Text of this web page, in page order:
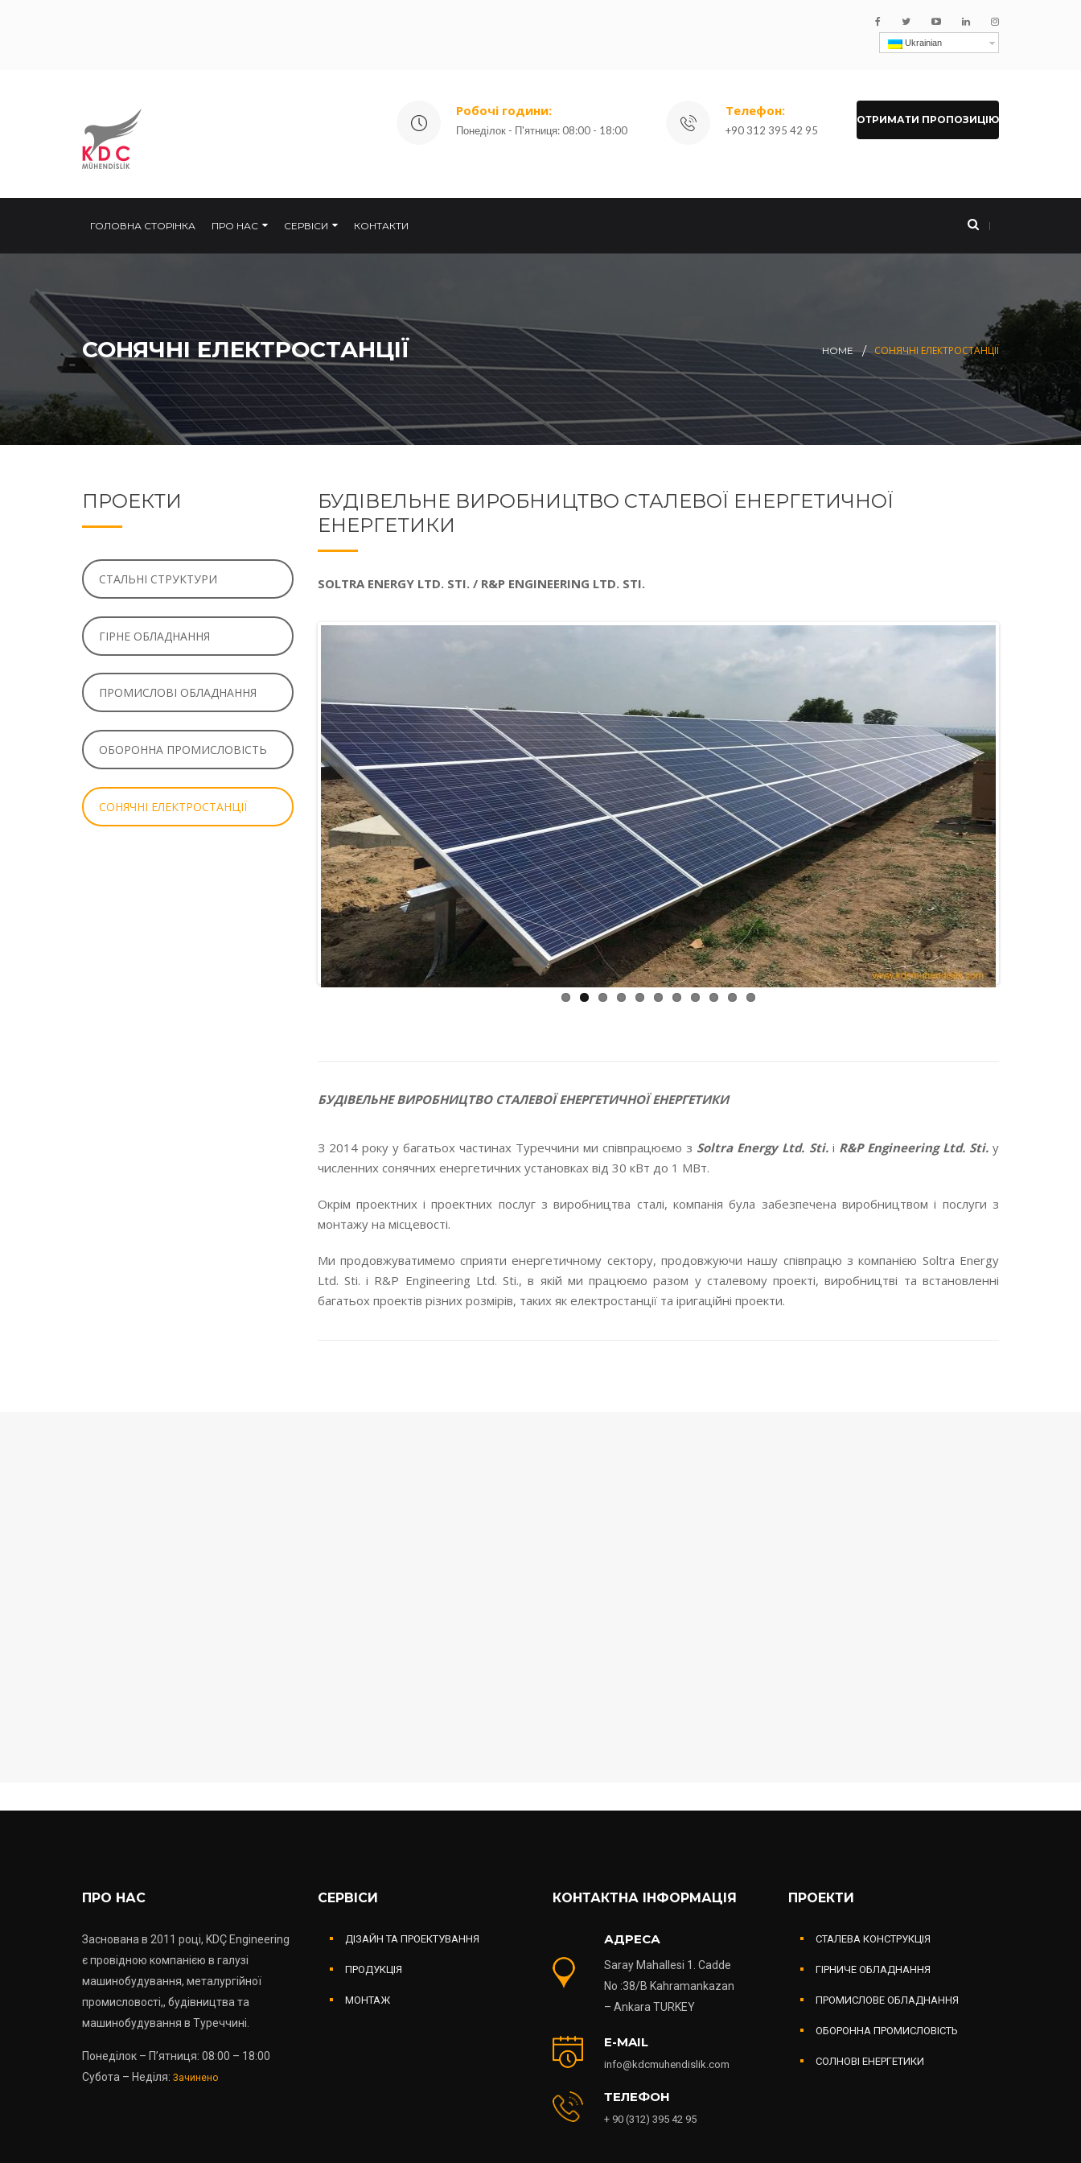
Ukrainian
Робочі години:
Понеділок - П'ятниця: 08:00 - 18:00
Телефон:
+90 312 395 42 95
ОТРИМАТИ ПРОПОЗИЦІЮ
ГОЛОВНА СТОРІНКА ПРО НАС СЕРВІСИ КОНТАКТИ
СОНЯЧНІ ЕЛЕКТРОСТАНЦІЇ HOME СОНЯЧНІ ЕЛЕКТРОСТАНЦІЇ
ПРОЕКТИ
СТАЛЬНІ СТРУКТУРИ
ГІРНЕ ОБЛАДНАННЯ
ПРОМИСЛОВІ ОБЛАДНАННЯ
ОБОРОННА ПРОМИСЛОВІСТЬ
СОНЯЧНІ ЕЛЕКТРОСТАНЦІЇ
БУДІВЕЛЬНЕ ВИРОБНИЦТВО СТАЛЕВОЇ ЕНЕРГЕТИЧНОЇ
ЕНЕРГЕТИКИ
SOLTRA ENERGY LTD. STI. / R&P ENGINEERING LTD. STI.
БУДІВЕЛЬНЕ ВИРОБНИЦТВО СТАЛЕВОЇ ЕНЕРГЕТИЧНОЇ ЕНЕРГЕТИКИ
З 2014 року у багатьох частинах Туреччини ми співпрацюємо з Soltra Energy Ltd. Sti. і R&P Engineering Ltd. Sti.у
численних сонячних енергетичних установках від 30 кВт до 1 МВт.
Окрім проектних і проектних послуг з виробництва сталі, компанія була забезпечена виробництвом і послуги з
монтажу на місцевості.
Ми продовжуватимемо сприяти енергетичному сектору, продовжуючи нашу співпрацю з компанією Soltra Energy
Ltd. Sti. і R&P Engineering Ltd. Sti., в якій ми працюємо разом у сталевому проекті, виробництві та встановленні
багатьох проектів різних розмірів, таких як електростанції та іригаційні проекти.
ПРО НАС
Заснована в 2011 році, KDÇ Engineering
є провідною компанією в галузі
машинобудування, металургійної
промисловості,, будівництва та
машинобудування в Туреччині.
Понеділок – П’ятниця: 08:00 – 18:00
Субота – Неділя: Зачинено
СЕРВІСИ
ДІЗАЙН ТА ПРОЕКТУВАННЯ
ПРОДУКЦІЯ
МОНТАЖ
КОНТАКТНА ІНФОРМАЦІЯ
АДРЕСА
Saray Mahallesi 1. Cadde
No :38/B Kahramankazan
– Ankara TURKEY
E-MAIL
info@kdcmuhendislik.com
ТЕЛЕФОН
+ 90 (312) 395 42 95
ПРОЕКТИ
СТАЛЕВА КОНСТРУКЦІЯ
ГІРНИЧЕ ОБЛАДНАННЯ
ПРОМИСЛОВЕ ОБЛАДНАННЯ
ОБОРОННА ПРОМИСЛОВІСТЬ
СОЛНОВІ ЕНЕРГЕТИКИ